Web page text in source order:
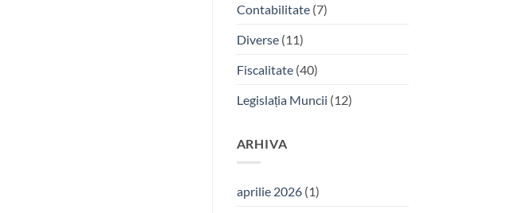
Contabilitate(7)
Diverse(11)
Fiscalitate(40)
Legislația Muncii (12)
ARHIVA
aprilie 2026(1)